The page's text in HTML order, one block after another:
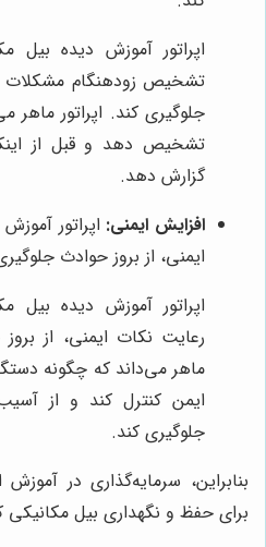
اپراتور آموزش دیده بیل
تشخیص زودهنگام مشکلات
جلوگیری کند. اپراتور ماهر
تشخیص دهد و قبل از
گزارش دهد.
افزایش ایمنی: اپراتور
ایمنی، از بروز حوادث
اپراتور آموزش دیده بیل
رعایت نکات ایمنی، از
ماهر می‌داند که چگونه
ایمن کنترل کند و از
جلوگیری کند.
بنابراین، سرمایه‌گذاری در آموزش
برای حفظ و نگهداری بیل